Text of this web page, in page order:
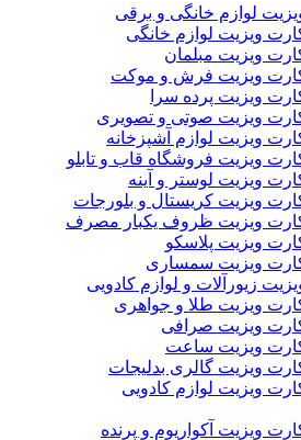
لوازم خانگی و برقی
ویزیت لوازم خانگی
ویزیت مبلمان
ویزیت فرش و موکت
ویزیت پرده سرا
ویزیت صوتی و تصویری
ویزیت لوازم آشپزخانه
ویزیت فروشگاه قاب و تابلو
ویزیت لوستر و آینه
ویزیت کریستال و بلورجات
ویزیت ظروف یکبار مصرف
ویزیت پلاسکو
ویزیت سمساری
زیورآلات و لوازم کادویی
ویزیت طلا و جواهری
ویزیت صرافی
ویزیت ساعت
ویزیت گالری بدلیجات
ویزیت لوازم کادویی
ویزیت آکواریوم و پرنده